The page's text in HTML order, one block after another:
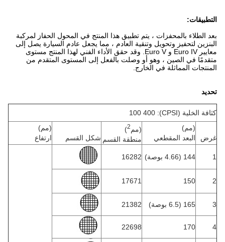
التطبيقات:
بعد الطلاء بالمحفزات ، يتم تطبيق هذا المنتج في المحول الحفاز لمركبة
البنزين لتحفيز وتحويل وتنقية العادم ، مما يجعل عادم السيارة يصل إلى
معايير Euro IV و Euro V. وقد حقق الأداء الفني لهذا المنتج مستوى
متقدمًا في الصين ، وهو أو وصلت بالفعل إلى المستوى المتقدم من
المنتجات المماثلة في الخارج.
تحديد
كثافة الخلية (CPSI): 100 400
غرض
(مم)
البعد المقطعي
(مم )
منطقة القسم
شكل القسم
(مم)
ارتفاع
144 (4.66 بوصة) 16282
150
17671
165 (6.5 بوصة) 21382
4
170
22698